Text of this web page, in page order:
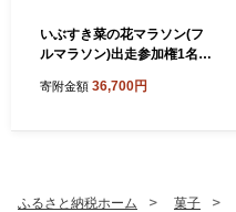
いぶすき菜の花マラソン(フ
ルマラソン)出走参加権1名様
実行委員会/IB049-001)
寄附金額 36,700円
ふるさと納税ホーム 菓子